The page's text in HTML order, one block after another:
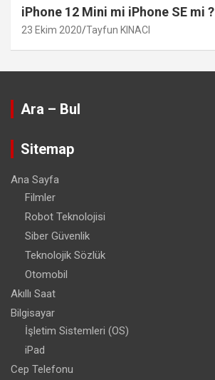
iPhone 12 Mini mi iPhone SE mi ?
23 Ekim 2020 Tayfun KINACI
Ara – Bul
Sitemap
Ana Sayfa
Filmler
Robot Teknolojisi
Siber Güvenlik
Teknolojik Sözlük
Otomobil
Akıllı Saat
Bilgisayar
İşletim Sistemleri (OS)
iPad
Cep Telefonu